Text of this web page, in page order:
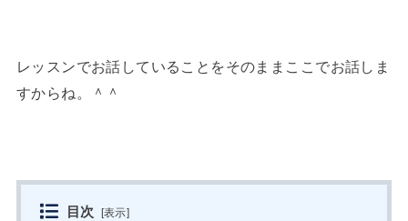
レッスンでお話していることをそのままここでお話しま
すからね。＾＾
目次 [表示]